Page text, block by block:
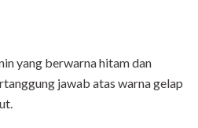
yang berwarna hitam dan
jawab atas warna gelap